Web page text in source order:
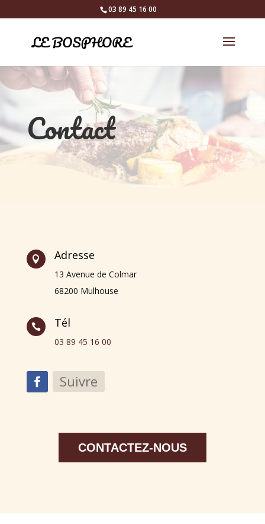
03 89 45 16 00
Contact
 Adresse
13 Avenue de Colmar
68200 Mulhouse
 Tél
03 89 45 16 00
Suivre
CONTACTEZ-NOUS